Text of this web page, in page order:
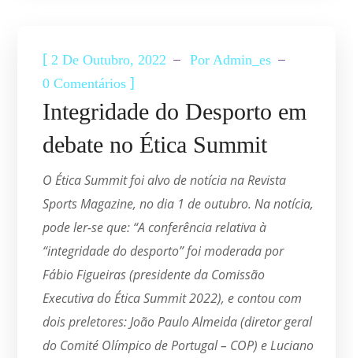
[ 2 De Outubro, 2022 PorAdmin_es
0 Comentários ]
Integridade do Desporto em
debate no Ética Summit
O Ética Summit foi alvo de notícia na Revista
Sports Magazine, no dia 1 de outubro. Na notícia,
pode ler-se que: “A conferência relativa à
“integridade do desporto” foi moderada por
Fábio Figueiras (presidente da Comissão
Executiva do Ética Summit 2022), e contou com
dois preletores: João Paulo Almeida (diretor geral
do Comité Olímpico de Portugal – COP) e Luciano